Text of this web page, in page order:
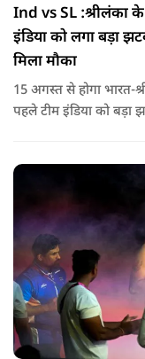
Ind vs SL :श्रीलंका
इंडिया को लगा बड़ा
मिला मौका
15 अगस्त से होगा भारत-
पहले टीम इंडिया को बड़ा